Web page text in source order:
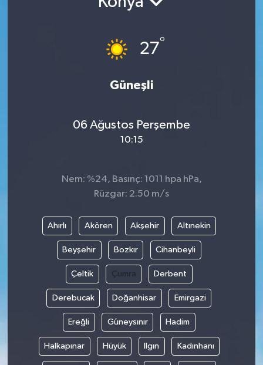
27°
Güneşli
06 Ağustos Perşembe
10:15
Nem: %24, Basınç: 1011 hpa hPa,
Rüzgar: 2.50 m/s
Ahırlı Akören Akşehir Altınekin
Beyşehir Bozkır Cihanbeyli
Çeltik Çumra Derbent
Derebucak Doğanhisar Emirgazi
Ereğli Güneysınır Hadim
Halkapınar Hüyük Ilgın Kadınhanı